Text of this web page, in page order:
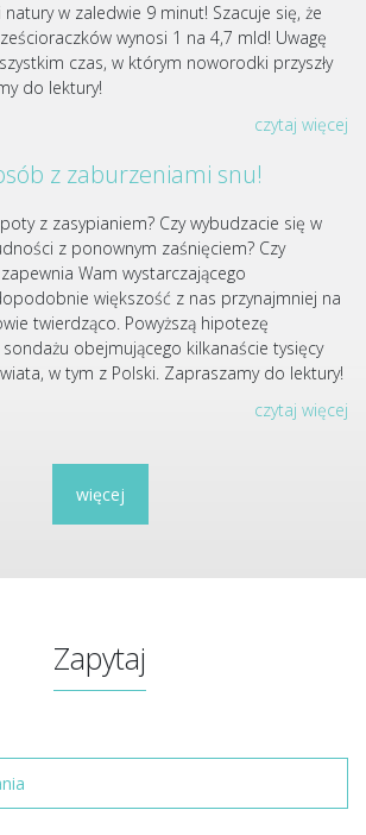
natury w zaledwie 9 minut! Szacuje się, że
wynosi 1 na 4,7 mld! Uwagę
czas, w którym noworodki przyszły
do lektury!
czytaj więcej
z zaburzeniami snu!
z zasypianiem? Czy wybudzacie się w
z ponownym zaśnięciem? Czy
Wam wystarczającego
większość z nas przynajmniej na
twierdząco. Powyższą hipotezę
obejmującego kilkanaście tysięcy
w tym z Polski. Zapraszamy do lektury!
czytaj więcej
więcej
Zapytaj